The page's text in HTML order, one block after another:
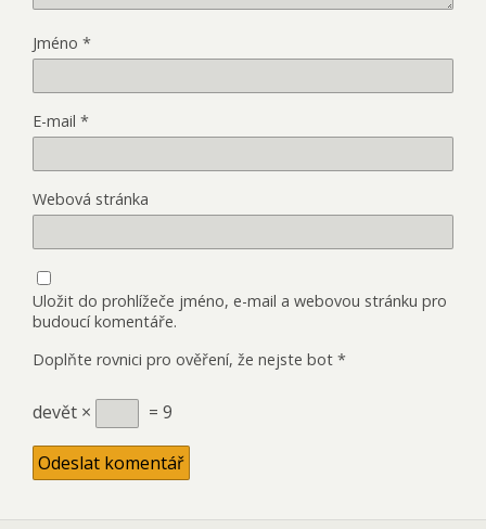
Jméno *
E-mail *
Webová stránka
Uložit do prohlížeče jméno, e-mail a webovou stránku pro
budoucí komentáře.
Doplňte rovnici pro ověření, že nejste bot *
devět × = 9